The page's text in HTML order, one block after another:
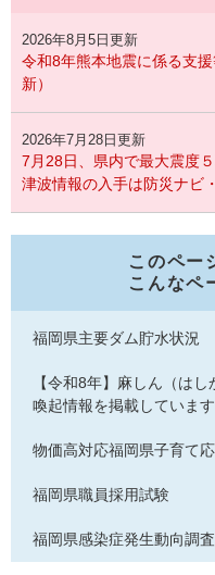
2026年8月5日更新
令和8年熊本地震に係る支
新）
2026年7月28日更新
7月28日、県内で最大震度
津波情報の入手は防災ナビ
このペー
こんなペ
福岡県主要ダム貯水状況
【令和8年】麻しん（は
喚起情報を掲載しています
物価高対応福岡県子育て
福岡県職員採用試験
福岡県感染症発生動向調